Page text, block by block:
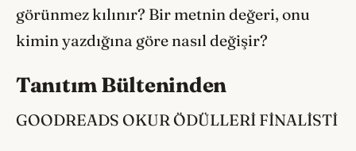
görünmez kılınır? Bir metnin değeri, onu
kimin yazdığına göre nasıl değişir?
Tanıtım Bülteninden
GOODREADS OKUR ÖDÜLLERİ FİNALİSTİ